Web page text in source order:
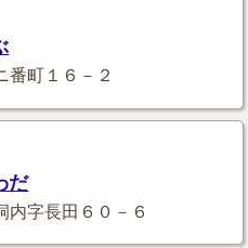
番町１６－２
だ
内字長田６０－６